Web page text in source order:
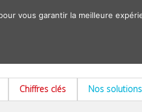
Chiffres clés Nos solutions
vous garantir la meilleure